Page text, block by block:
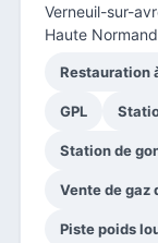
Verneuil-sur-
Haute
Restauration
GPL
Station de
Vente de gaz
Piste poids